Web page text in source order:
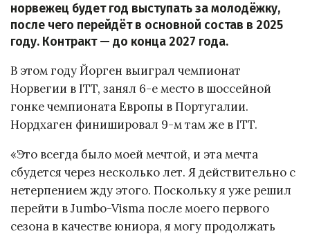
норвежец будет год выступать за молодёжку,
после чего перейдёт в основной состав в 2025
году. Контракт — до конца 2027 года.
В этом году Йорген выиграл чемпионат
Норвегии в ITT, занял 6-е место в шоссейной
гонке чемпионата Европы в Португалии.
Нордхаген финишировал 9-м там же в ITT.
«Это всегда было моей мечтой, и эта мечта
сбудется через несколько лет. Я действительно с
нетерпением жду этого. Поскольку я уже решил
перейти в Jumbo-Visma после моего первого
сезона в качестве юниора, я могу продолжать